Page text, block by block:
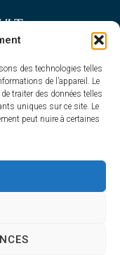
des technologies telles
de l’appareil. Le
traiter des données telles
uniques sur ce site. Le
peut nuire à certaines
à 17h30